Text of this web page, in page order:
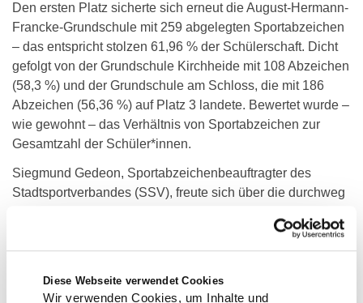
Diese Webseite verwendet Cookies
Wir verwenden Cookies, um Inhalte und
Den ersten Platz sicherte sich erneut die August-Hermann-
Francke-Grundschule mit 259 abgelegten Sportabzeichen
– das entspricht stolzen 61,96 % der Schülerschaft. Dicht
gefolgt von der Grundschule Kirchheide mit 108 Abzeichen
(58,3 %) und der Grundschule am Schloss, die mit 186
Abzeichen (56,36 %) auf Platz 3 landete. Bewertet wurde –
wie gewohnt – das Verhältnis von Sportabzeichen zur
Gesamtzahl der Schüler*innen.
Siegmund Gedeon, Sportabzeichenbeauftragter des
Stadtsportverbandes (SSV), freute sich über die durchweg
Wettbewerbs: „Das Sportabzeichen ist viel mehr als ein
Leistungsnachweis – es steht für persönlichen Einsatz,